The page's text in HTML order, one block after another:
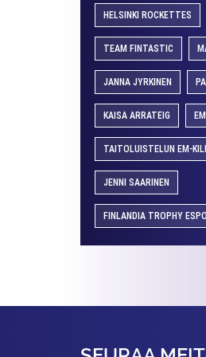
HELSINKI ROCKETTES
TEAM FINTASTIC
JANNA JYRKINEN
KAISA ARRATEIG
TAITOLUISTELUN EM-
JENNI SAARINEN
FINLANDIA TROPHY